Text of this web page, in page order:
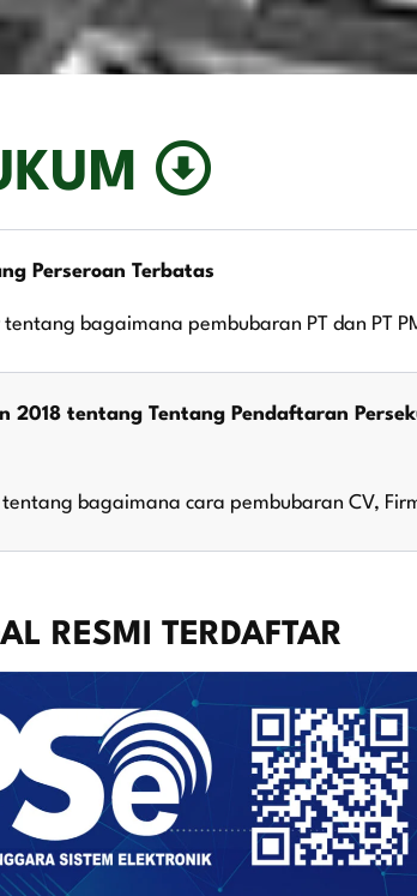
Perseroan Terbatas
bagaimana pembubaran PT dan PT
2018 tentang Tentang Pendaftaran
bagaimana cara pembubaran CV,
RESMI TERDAFTAR